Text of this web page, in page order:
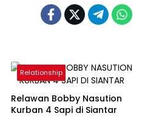
Relationship
Relawan Bobby Nasution
Kurban 4 Sapi di Siantar